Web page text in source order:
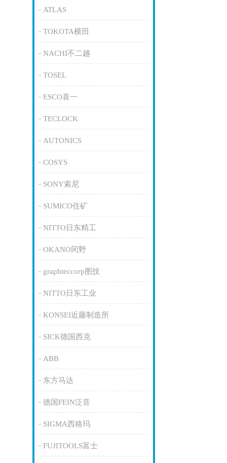
ATLAS
TOKOTA横田
NACHI不二越
TOSEL
ESCO喜一
TECLOCK
AUTONICS
COSYS
SONY索尼
SUMICO住矿
NITTO日东精工
OKANO冈野
graphteccorp图技
NITTO日东工业
KONSEI近藤制造所
SICK德国西克
ABB
东方马达
德国FEIN泛音
SIGMA西格玛
FUJITOOLS富士